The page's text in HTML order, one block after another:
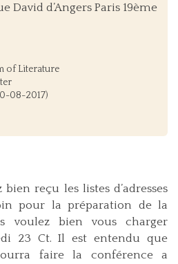
David d’Angers Paris 19ème
of Literature
08-2017)
bien reçu les listes d’adresses
pour la préparation de la
voulez bien vous charger
23 Ct. Il est entendu que
faire la conférence a